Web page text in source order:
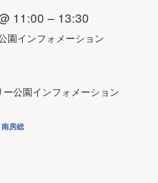
11:00 – 13:30
園インフォメーション
公園インフォメーション
南房総